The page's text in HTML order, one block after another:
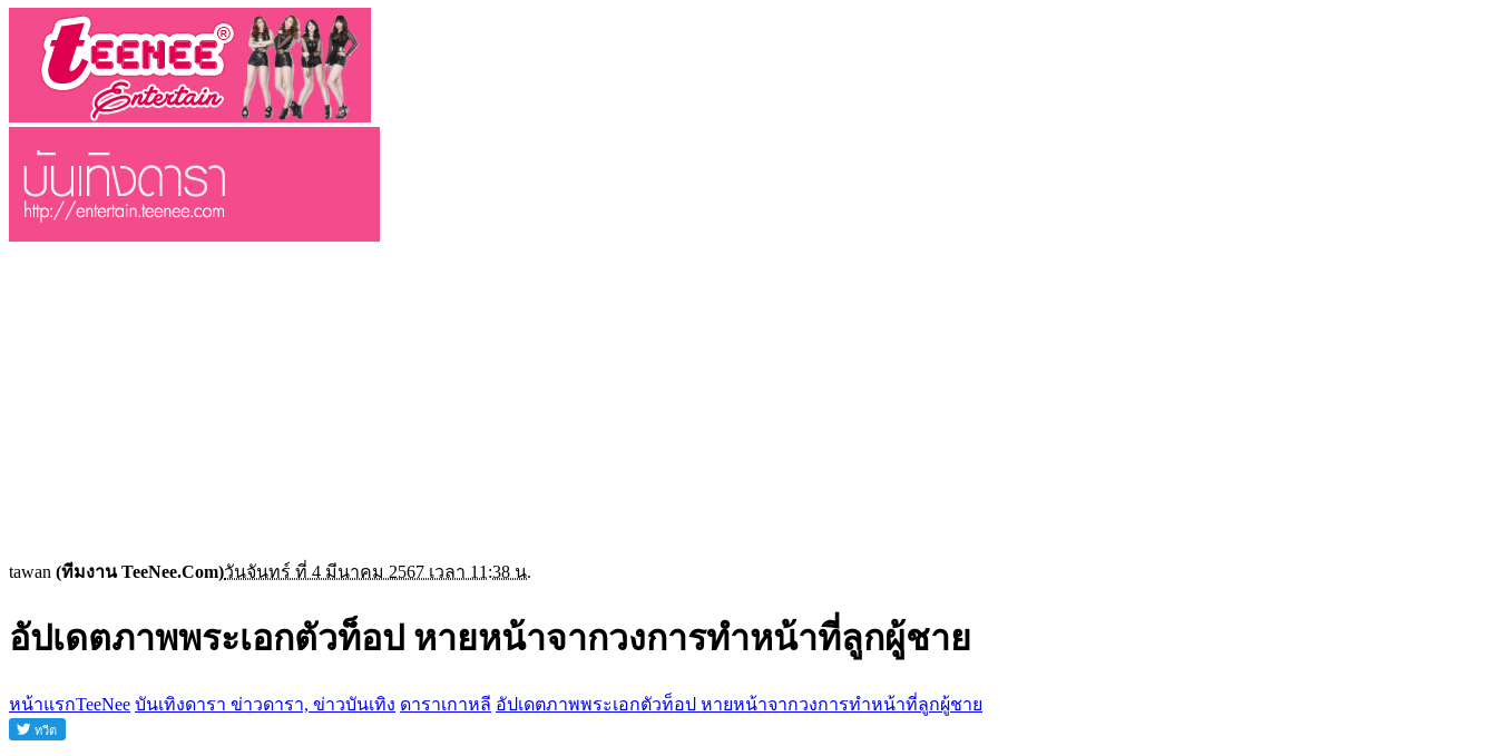
tawan (ทีมงาน TeeNee.Com)วันจันทร์ ที่ 4 มีนาคม 2567 เวลา 11:38 น.
อัปเดตภาพพระเอกตัวท็อป หายหน้าจากวงการทำหน้าที่ลูกผู้ชาย
หน้าแรกTeeNee บันเทิงดารา ข่าวดารา, ข่าวบันเทิง ดาราเกาหลี อัปเดตภาพพระเอกตัวท็อป หายหน้าจากวงการทำหน้าที่ลูกผู้ชาย